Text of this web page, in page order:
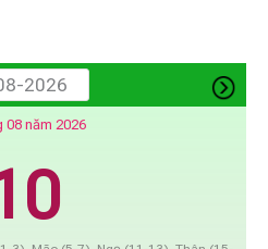
08 năm 2026